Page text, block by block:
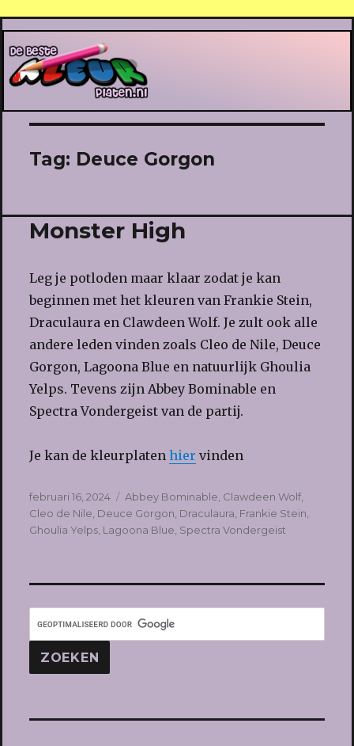
De Beste Kleurplaten
Tag: Deuce Gorgon
Monster High
Leg je potloden maar klaar zodat je kan
beginnen met het kleuren van Frankie Stein,
Draculaura en Clawdeen Wolf. Je zult ook alle
andere leden vinden zoals Cleo de Nile, Deuce
Gorgon, Lagoona Blue en natuurlijk Ghoulia
Yelps. Tevens zijn Abbey Bominable en
Spectra Vondergeist van de partij.
Je kan de kleurplaten hier vinden
Geplaatst
op
februari 16, 2024 Tags
Abbey Bominable Clawdeen Wolf,
Cleo de Nile Deuce Gorgon Draculaura Frankie Stein
Ghoulia Yelps, Lagoona Blue Spectra Vondergeist